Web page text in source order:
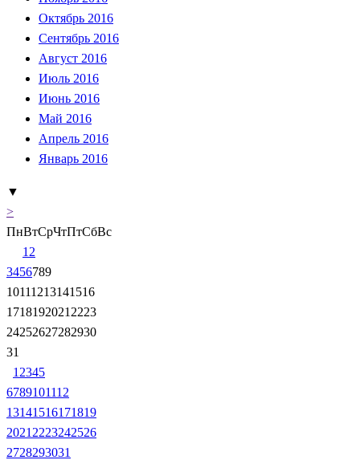
Октябрь 2016
Сентябрь 2016
Август 2016
Июль 2016
Июнь 2016
Май 2016
Апрель 2016
Январь 2016
▼
>
ПнВтСрЧтПтСбВс
1 2
3456789
10111213141516
1718192021 2223
24252627282930
31
1 2345
6789101112
13141516171819
2021 2223242526
2728293031